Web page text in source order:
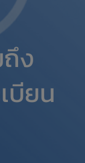
ง
บียน